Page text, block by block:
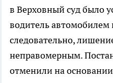
в Верховный суд было
водитель автомобилем
следовательно,
неправомерным.
отменили на